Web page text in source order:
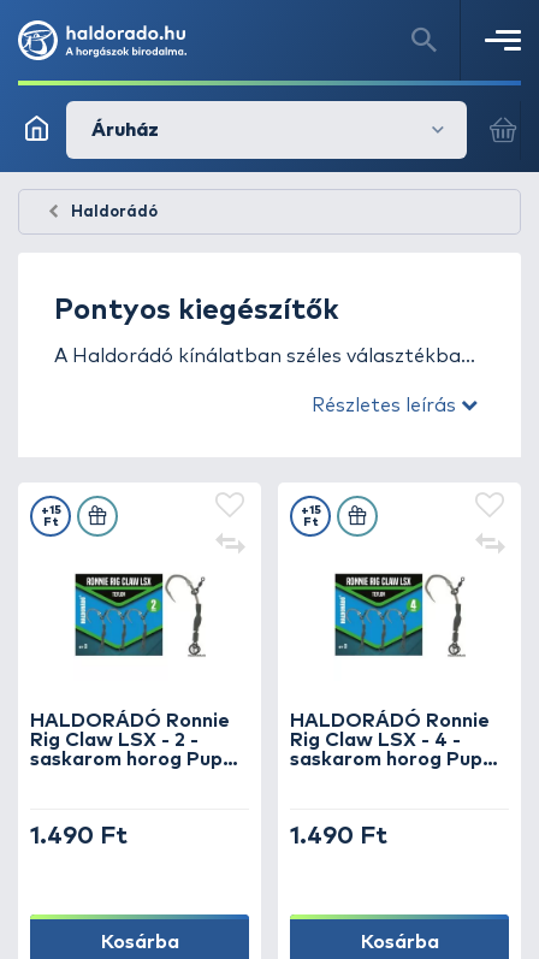
Áruház
Haldorádó
Pontyos kiegészítők
A Haldorádó kínálatban széles választékban
kiegészítők is, kifejezetten a modern
Részletes leírás
HALDORÁDÓ Ronnie
Rig Claw LSX - 2 -
saskarom horog Pup
+15
Ft
1.490 Ft
Kosárba
HALDORÁDÓ Ronnie
Rig Claw LSX - 4 -
saskarom horog Pup
+15
Ft
1.490 Ft
Kosárba